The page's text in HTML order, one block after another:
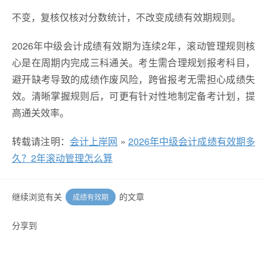
不变，复核仅核对分数统计，不改变成绩有效期规则。
2026年中级会计成绩有效期为连续2年，滚动管理规则核
心是在周期内完成三科通关。考生需合理规划报考科目，
避开缺考导致的成绩作废风险，跨省报考无需担心成绩失
效。清晰掌握规则后，可更有针对性地制定备考计划，提
高通关效率。
转载请注明： 会计上岸网 » 2026年中级会计成绩有效期多
久？2年滚动管理怎么算
继续浏览有关 成绩有效期 的文章
分享到